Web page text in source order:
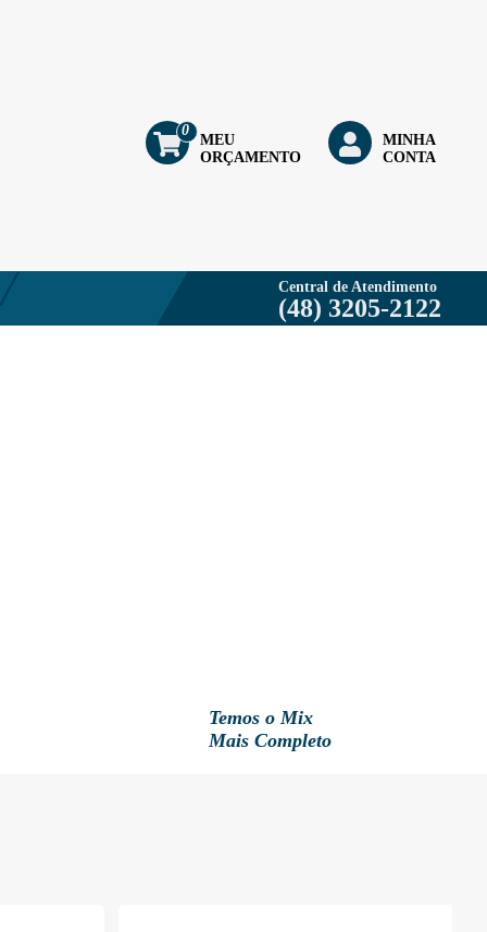
MEU
ORÇAMENTO
0
MINHA
CONTA
Central de Atendimento
(48) 3205-2122
Temos o Mix
Mais Completo